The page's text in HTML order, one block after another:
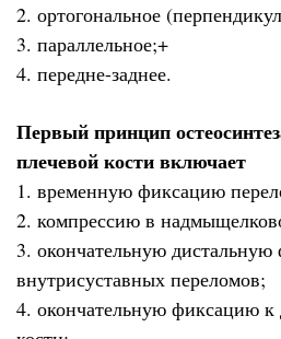
2. ортогональное
3. параллельное;+
4. передне-заднее.
Первый принцип
плечевой кости включает
1. временную фиксацию
2. компрессию в
3. окончательную
внутрисуставных переломов;
4. окончательную фиксацию к